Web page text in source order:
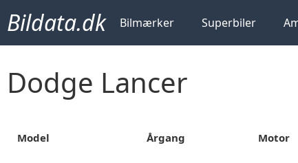
Bildata.dk Bilmærker Superbiler
Dodge Lancer
Model Årgang Motor